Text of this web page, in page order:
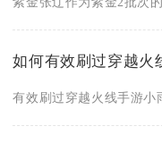
如何有效刷过穿越火